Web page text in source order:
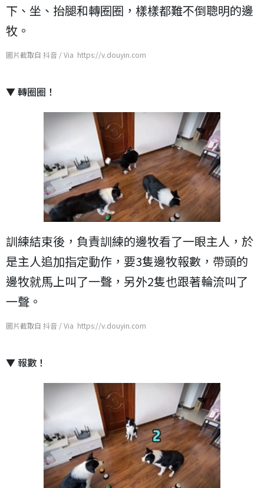
下、坐、抬腿和轉圈圈，樣樣都難不倒聰明的邊
牧。
圖片截取自 抖音 / Via https://v.douyin.com
▼ 轉圈圈！
訓練結束後，負責訓練的邊牧看了一眼主人，於
是主人追加指定動作，要3隻邊牧報數，帶頭的
邊牧就馬上叫了一聲，另外2隻也跟著輪流叫了
一聲。
圖片截取自 抖音 / Via https://v.douyin.com
▼ 報數！